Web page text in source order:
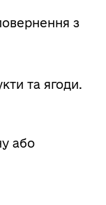
з
та ягоди.
або